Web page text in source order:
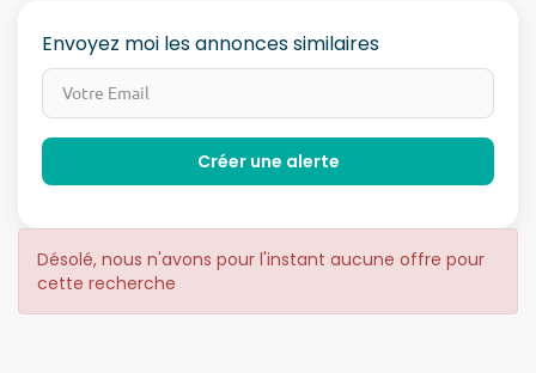
Envoyez moi les annonces similaires
Désolé, nous n'avons pour l'instant aucune offre pour
cette recherche